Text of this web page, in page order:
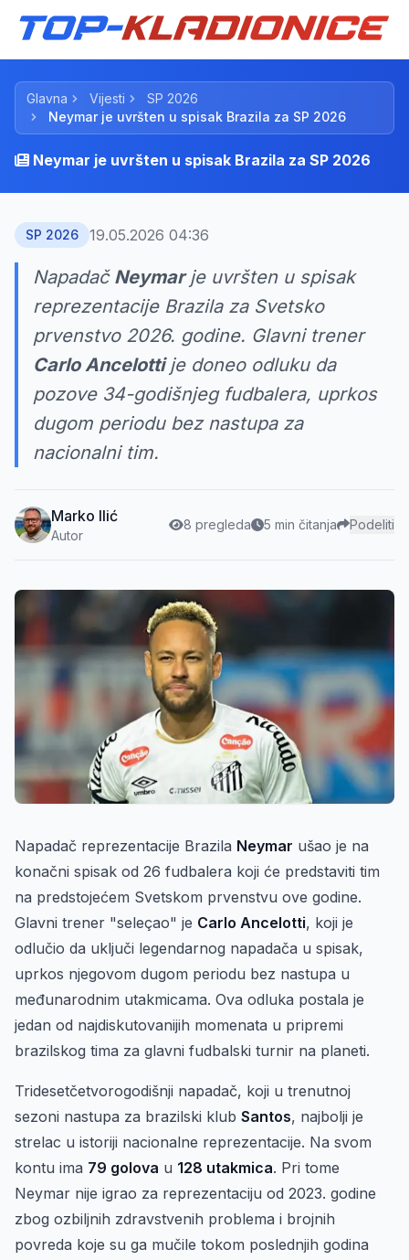
Glavna Vijesti
SP 2026
Neymar je uvršten u spisak Brazila za SP 2026
Neymar je uvršten u spisak Brazila za SP 2026
SP 2026 19.05.2026 04:36
Napadač Neymarje uvršten u spisak
reprezentacije Brazila za Svetsko
prvenstvo 2026. godine. Glavni trener
Carlo Ancelottije doneo odluku da
pozove 34-godišnjeg fudbalera, uprkos
dugom periodu bez nastupa za
nacionalni tim.
Marko Ilić
Autor
8 pregleda 5 min čitanja Podeliti
Napadač reprezentacije Brazila Neymar ušao je na
konačni spisak od 26 fudbalera koji će predstaviti tim
na predstojećem Svetskom prvenstvu ove godine.
Glavni trener "seleçao" je Carlo Ancelotti, koji je
odlučio da uključi legendarnog napadača u spisak,
uprkos njegovom dugom periodu bez nastupa u
međunarodnim utakmicama. Ova odluka postala je
jedan od najdiskutovanijih momenata u pripremi
brazilskog tima za glavni fudbalski turnir na planeti.
Tridesetčetvorogodišnji napadač, koji u trenutnoj
sezoni nastupa za brazilski klub Santos, najbolji je
strelac u istoriji nacionalne reprezentacije. Na svom
kontu ima 79 golova u 128 utakmica. Pri tome
Neymar nije igrao za reprezentaciju od 2023. godine
zbog ozbiljnih zdravstvenih problema i brojnih
povreda koje su ga mučile tokom poslednjih godina